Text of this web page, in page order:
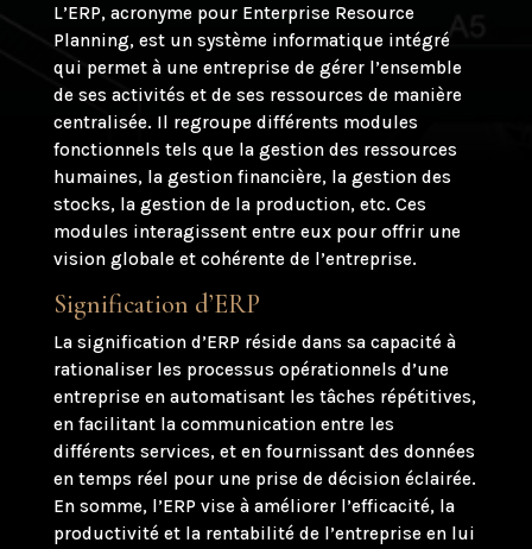
L’ERP, acronyme pour Enterprise Resource
Planning, est un système informatique intégré
qui permet à une entreprise de gérer l’ensemble
de ses activités et de ses ressources de manière
centralisée. Il regroupe différents modules
fonctionnels tels que la gestion des ressources
humaines, la gestion financière, la gestion des
stocks, la gestion de la production, etc. Ces
modules interagissent entre eux pour offrir une
vision globale et cohérente de l’entreprise.
Signification d’ERP
La signification d’ERP réside dans sa capacité à
rationaliser les processus opérationnels d’une
entreprise en automatisant les tâches répétitives,
en facilitant la communication entre les
différents services, et en fournissant des données
en temps réel pour une prise de décision éclairée.
En somme, l’ERP vise à améliorer l’efficacité, la
productivité et la rentabilité de l’entreprise en lui